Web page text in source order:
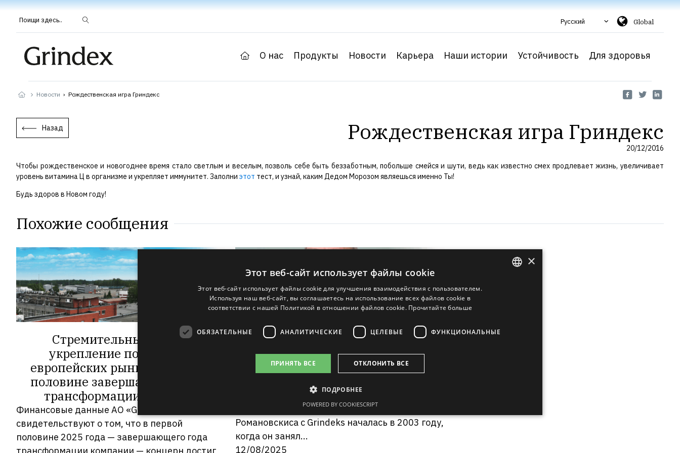
Поищи здесь.. Русский Global
О нас Продукты Новости Карьера Наши истории Устойчивость Для здоровья
Новости › Рождественская игра Гриндекс
Назад Рождественская игра Гриндекс
20/12/2016
Чтобы рождественское и новогоднее время стало светлым и веселым, позволь себе быть беззаботным, побольше смейся и шути, ведь как известно смех продлевает жизнь, увеличивает
уровень витамина Ц в организме и укрепляет иммунитет. Заполни этот тест, и узнай, каким Дедом Морозом являешься именно Ты!
Будь здоров в Новом году!
Похожие сообщения
Стремительный рост и
укрепление позиций на
европейских рынках в первой
половине завершающего года
трансформации Grindeks
Финансовые данные АО «Grindeks»
свидетельствуют о том, что в первой
половине 2025 года — завершающего года
Янис Романовскис назначен
председателем правления АО
«Grindeks»
изменения — на должность председателя
правления назначен Янис Романовскис. Связь
Романовскиса с Grindeks началась в 2003 году,
когда он занял...
12/08/2025
×
Этот веб-сайт использует файлы cookie
Этот веб-сайт использует файлы cookie для улучшения взаимодействия с пользователем.
Используя наш веб-сайт, вы соглашаетесь на использование всех файлов cookie в
соответствии с нашей Политикой в ​​отношении файлов cookie. Прочитайте больше
ОБЯЗАТЕЛЬНЫЕ АНАЛИТИЧЕСКИЕ ЦЕЛЕВЫЕ ФУНКЦИОНАЛЬНЫЕ
ПРИНЯТЬ ВСЕ ОТКЛОНИТЬ ВСЕ
ПОДРОБНЕЕ
POWERED BY COOKIESCRIPT